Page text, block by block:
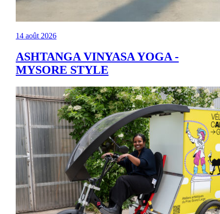
14 août 2026
ASHTANGA VINYASA YOGA -
MYSORE STYLE